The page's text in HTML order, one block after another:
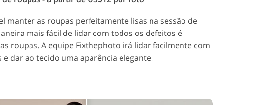
manter as roupas perfeitamente lisas na sessão de
mais fácil de lidar com todos os defeitos é
roupas. A equipe Fixthephoto irá lidar facilmente com
e dar ao tecido uma aparência elegante.